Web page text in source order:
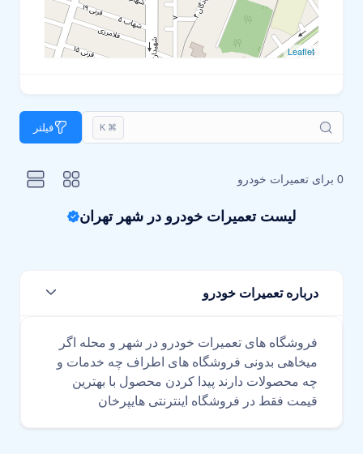
Leaflet
⌘ K فیلتر
0 برای تعمیرات خودرو
لیست تعمیرات خودرو در شهر تهران
درباره تعمیرات خودرو
فروشگاه های تعمیرات خودرو در شهر و محله اگر
میخاهی بدونی فروشگاه های اطراف چه خدمات و
چه محصولات دارند پیدا کردن محصول با بهترین
قیمت فقط در فروشگاه اینترنتی هایپرخان